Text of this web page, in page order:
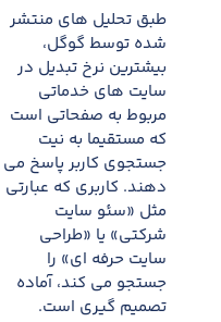
طبق تحلیل های منتشر
شده توسط گوگل،
بیشترین نرخ تبدیل در
سایت های خدماتی
مربوط به صفحاتی است
که مستقیما به نیت
جستجوی کاربر پاسخ می
دهند. کاربری که عبارتی
مثل «سئو سایت
شرکتی» یا «طراحی
سایت حرفه ای» را
جستجو می کند، آماده
تصمیم گیری است.